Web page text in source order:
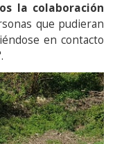
la colaboración
que pudieran
en contacto